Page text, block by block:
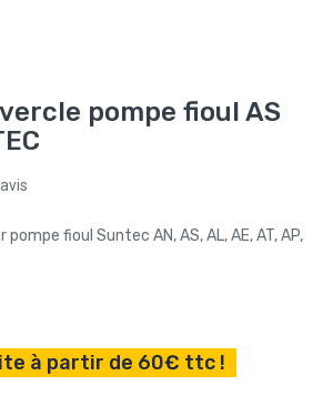
pompe fioul AS
avis
fioul Suntec AN, AS, AL, AE, AT, AP,
à partir de 60€ ttc !